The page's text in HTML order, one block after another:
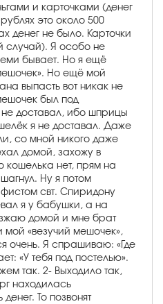
и карточками (денег
это около 500
денег не было. Карточки
случай). Я особо не
бывает. Но я ещё
Но ещё мой
выпасть вот никак не
был под
доставал, ибо шприцы
я не доставал. Даже
со мной никого даже
домой, захожу в
кошелька нет, прям на
Ну я потом
свт. Спиридону
я у бабушки, а на
домой и мне брат
«везучий мешочек»,
очень. Я спрашиваю: «Где
«У тебя под постелью».
так. 2- Выходило так,
находилась
То позвонят